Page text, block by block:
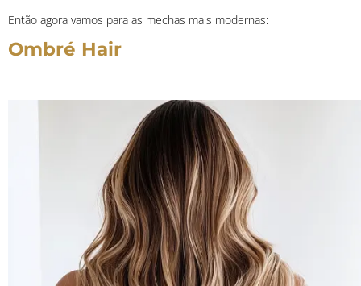
Então agora vamos para as mechas mais modernas:
Ombré Hair